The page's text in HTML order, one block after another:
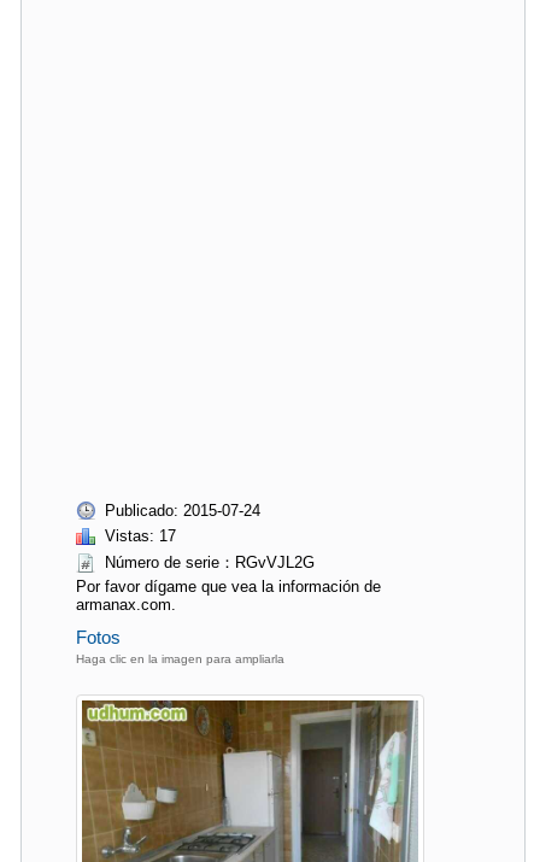
Publicado: 2015-07-24
Vistas: 17
Número de serie：RGvVJL2G
Por favor dígame que vea la información de
armanax.com.
Fotos
Haga clic en la imagen para ampliarla